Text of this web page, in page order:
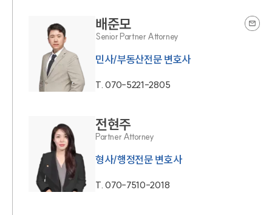
배준모
Senior Partner Attorney
민사/부동산전문 변호사
T.070-5221-2805
전현주
Partner Attorney
형사/행정전문 변호사
T.070-7510-2018